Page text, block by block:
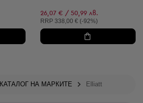
26,07 € / 50,99 лв.
Препоръчителна цена:
RRP 338,00 € (-92%)
КАТАЛОГ НА МАРКИТЕ Elliatt